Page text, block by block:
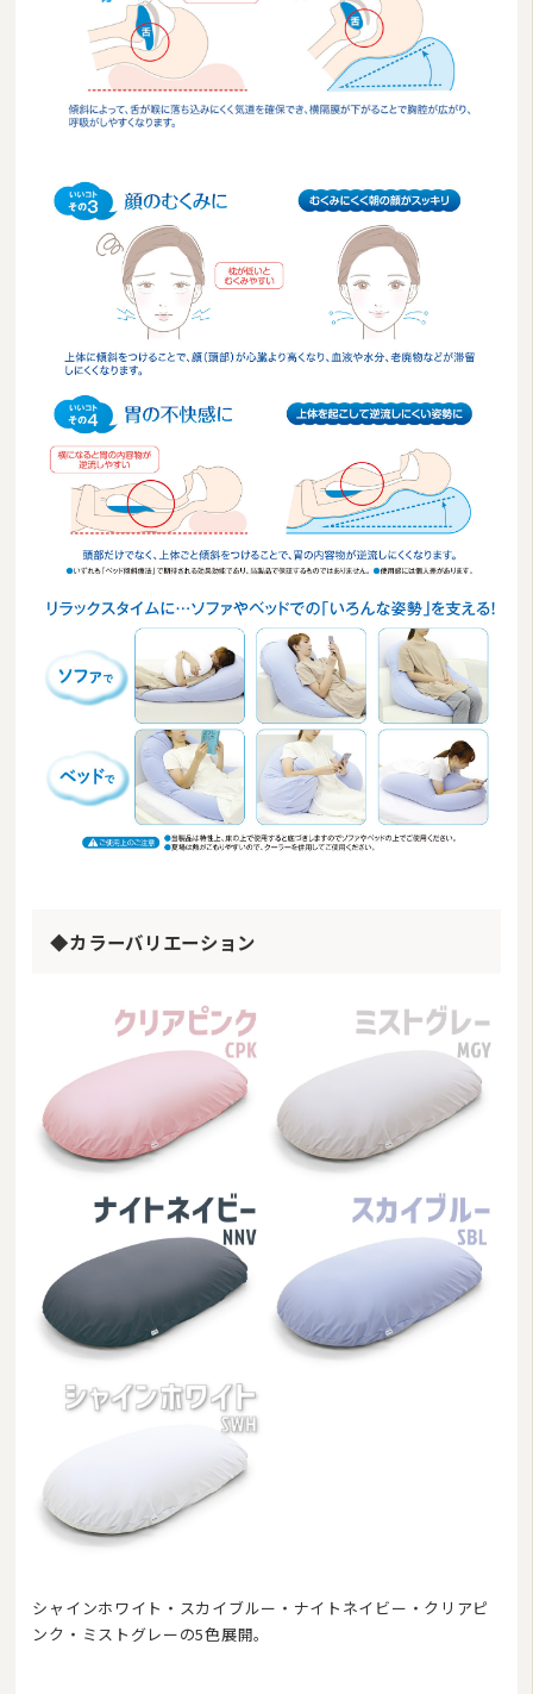
◆カラーバリエーション
シャインホワイト・スカイブルー・ナイトネイビー・クリアピ
ンク・ミストグレーの5色展開。